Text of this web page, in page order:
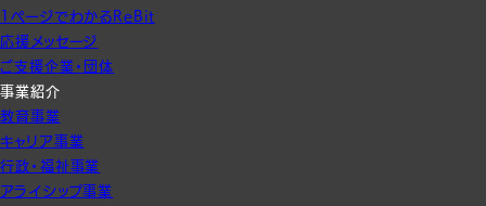
1ページでわかるReBit
応援メッセージ
ご支援企業・団体
事業紹介
教育事業
キャリア事業
行政・福祉事業
アライシップ事業